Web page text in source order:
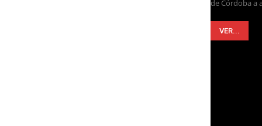
de Córdoba a
VER...